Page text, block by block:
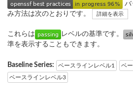
バ
み方法は次のとおりです。
詳細を表示
これらは レベルの基準です。
準を表示することもできます。
Baseline Series: ベースラインレベル1
ベ
ベースラインレベル3